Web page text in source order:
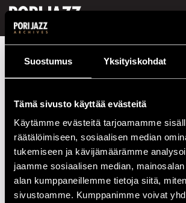
Suostumus Yksityiskohdat
Tämä sivusto käyttää evästeitä
Käytämme evästeitä tarjoamamme
räätälöimiseen, sosiaalisen median
tukemiseen ja kävijämäärämme
jaamme sosiaalisen median,
alan kumppaneillemme tietoja siitä,
sivustoamme. Kumppanimme voivat
Festivaalivuodet Mahalia
Esiintymiset vuonna 2019
PÄIVÄ AIKA
19.07.2019 16.35